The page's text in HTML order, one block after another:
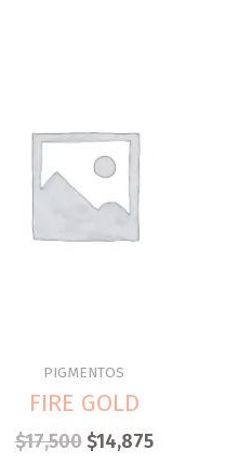
PIGMENTOS
FIRE GOLD
$17,500 $14,875